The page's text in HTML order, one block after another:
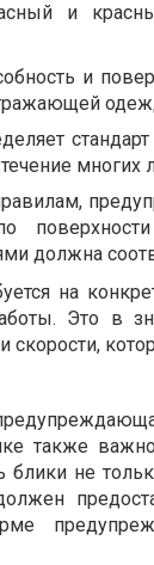
и
и
многих
должна
на
Это в
скорости,
также
не